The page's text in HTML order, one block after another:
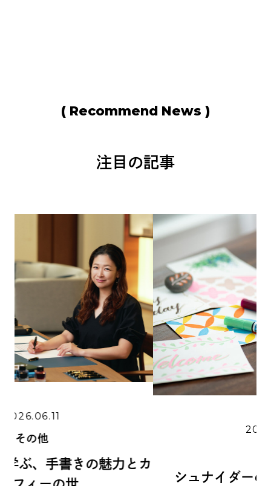
( Recommend News )
注目の記事
シュナイダーのアクリルマーカー
2026.07.23
ジュエリーのような美しさ｜
BENU日本オリジナル限定カラ...
2026.07.16